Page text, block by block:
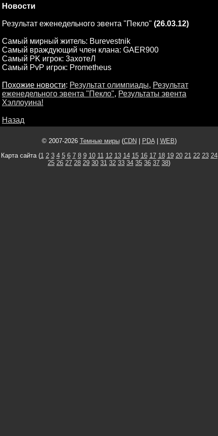
Новости
Результат еженедельного эвента "Пекло" (26.03.12)
Самый мирный житель: Burevestnik
Самый враждующий член клана: GAER900
Самый PK игрок: 3ахотеЛ
Самый PvP игрок: Prometheus
Похожие новости: Результат олимпиады, Результат
еженедельного эвента "Пекло", Результаты эвента
Хэллоуина!
Назад
© 2007-2026 Темные миры(CDN PDA| WEB)
Карта сайта (1 2 3 4 5 6 7 8 9 10 11 12 13 14 15 16 17 18 19 20 21 22 23 24
25 26 27 28 29 30 31 32 33 34 35 36 37 38)